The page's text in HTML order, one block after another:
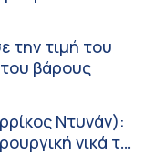
αλυσίδας των
Healthcare
την τιμή του
του βάρους
Ντυνάν):
νικά το